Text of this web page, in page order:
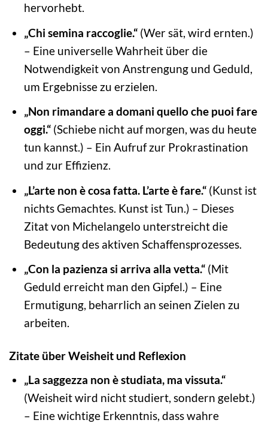
hervorhebt.
„Chi semina raccoglie.“(Wer sät, wird ernten.)
– Eine universelle Wahrheit über die
Notwendigkeit von Anstrengung und Geduld,
um Ergebnisse zu erzielen.
„Non rimandare a domani quello che puoi fare
oggi.“(Schiebe nicht auf morgen, was du heute
tun kannst.) – Ein Aufruf zur Prokrastination
und zur Effizienz.
„L’arte non è cosa fatta. L’arte è fare.“(Kunst ist
nichts Gemachtes. Kunst ist Tun.) – Dieses
Zitat von Michelangelo unterstreicht die
Bedeutung des aktiven Schaffensprozesses.
„Con la pazienza si arriva alla vetta.“(Mit
Geduld erreicht man den Gipfel.) – Eine
Ermutigung, beharrlich an seinen Zielen zu
arbeiten.
Zitate über Weisheit und Reflexion
„La saggezza non è studiata, ma vissuta.“
(Weisheit wird nicht studiert, sondern gelebt.)
– Eine wichtige Erkenntnis, dass wahre